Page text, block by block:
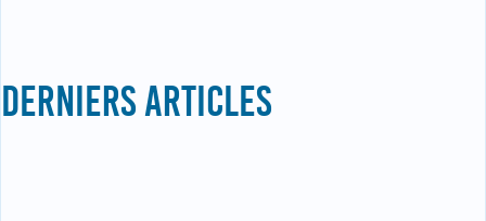
DERNIERS ARTICLES